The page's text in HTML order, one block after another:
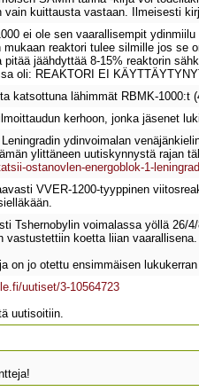
vain kuittausta vastaan. Ilmeisesti
ei ole sen vaarallisempit
mukaan reaktori tulee silmille jos se
pitää jäähdyttää 8-15% reaktorin
oli: REAKTORI EI
katsottuna lähimmät RBMK-1000:t
kerhoon, jonka jäsenet
ydinvoimalan
ylittäneen uutiskynnystä rajan
ostanovlen-energoblok-1-
VVER-1200-tyyppinen
Tshernobylin voimalassa yöllä 26/
vastustettiin koetta liian vaarallisena.
on jo otettu ensimmäisen
uutiset/3-10564723
uutisoitiin.